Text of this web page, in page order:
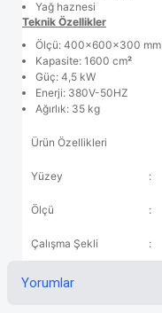
Yağ haznesi
Teknik Özellikler
Ölçü: 400x600x300 mm
Kapasite: 1600 cm²
Güç: 4,5 kW
Enerji: 380V-50HZ
Ağırlık: 35 kg
Ürün Özellikleri
Yüzey :
Ölçü :
Çalışma Şekli :
Yorumlar